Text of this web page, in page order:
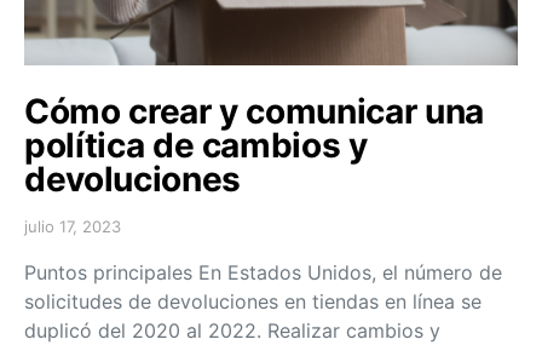
Cómo crear y comunicar una
política de cambios y
devoluciones
julio 17, 2023
Puntos principales En Estados Unidos, el número de
solicitudes de devoluciones en tiendas en línea se
duplicó del 2020 al 2022. Realizar cambios y